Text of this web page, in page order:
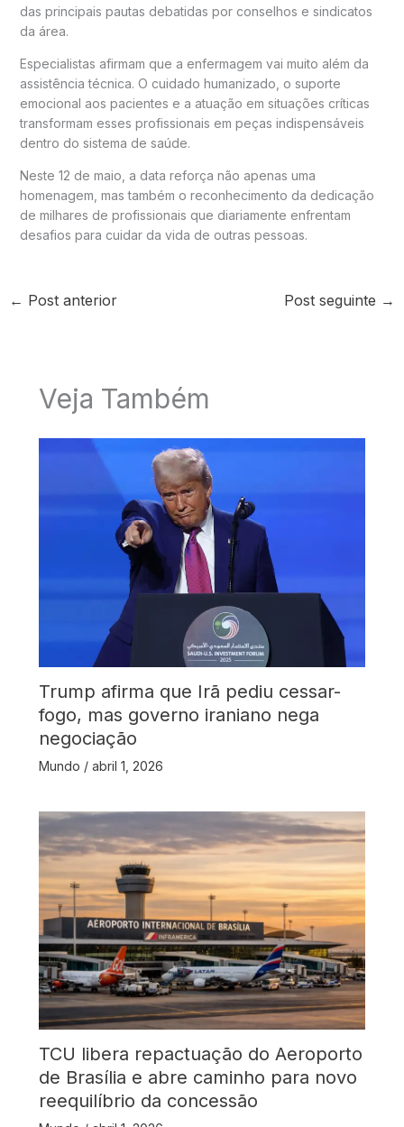
das principais pautas debatidas por conselhos e sindicatos
da área.
Especialistas afirmam que a enfermagem vai muito além da
assistência técnica. O cuidado humanizado, o suporte
emocional aos pacientes e a atuação em situações críticas
transformam esses profissionais em peças indispensáveis
dentro do sistema de saúde.
Neste 12 de maio, a data reforça não apenas uma
homenagem, mas também o reconhecimento da dedicação
de milhares de profissionais que diariamente enfrentam
desafios para cuidar da vida de outras pessoas.
← Post anterior Post seguinte →
Veja Também
Trump afirma que Irã pediu cessar-
fogo, mas governo iraniano nega
negociação
Mundo / abril 1, 2026
TCU libera repactuação do Aeroporto
de Brasília e abre caminho para novo
reequilíbrio da concessão